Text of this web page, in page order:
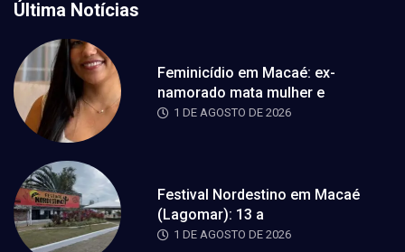
Última Notícias
Feminicídio em Macaé: ex-
namorado mata mulher e
1 DE AGOSTO DE 2026
Festival Nordestino em Macaé
(Lagomar): 13 a
1 DE AGOSTO DE 2026